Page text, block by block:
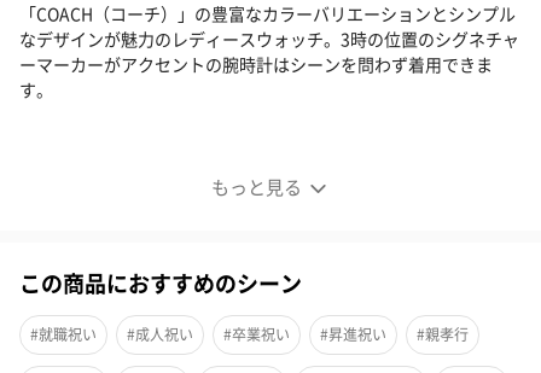
もっと見る
「COACH（コーチ）」の豊富なカラーバリエーションとシンプル
なデザインが魅力のレディースウォッチ。3時の位置のシグネチャ
ーマーカーがアクセントの腕時計はシーンを問わず着用できま
す。
イ ダイヤル チョーク レザー ストラップ
この商品におすすめのシーン
#就職祝い #成人祝い #卒業祝い #昇進祝い #親孝行